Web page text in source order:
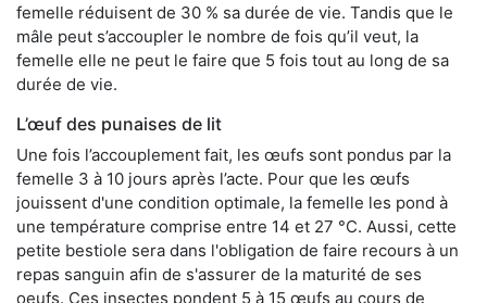
femelle réduisent de 30 % sa durée de vie. Tandis que le
mâle peut s’accoupler le nombre de fois qu’il veut, la
femelle elle ne peut le faire que 5 fois tout au long de sa
durée de vie.
L’œuf des punaises de lit
Une fois l’accouplement fait, les œufs sont pondus par la
femelle 3 à 10 jours après l’acte. Pour que les œufs
jouissent d'une condition optimale, la femelle les pond à
une température comprise entre 14 et 27 °C. Aussi, cette
petite bestiole sera dans l'obligation de faire recours à un
repas sanguin afin de s'assurer de la maturité de ses
oeufs. Ces insectes pondent 5 à 15 œufs au cours de